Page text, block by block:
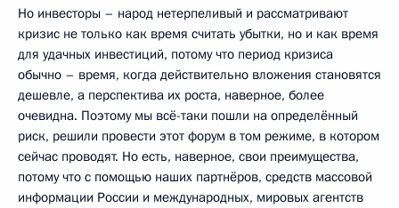
Но инвесторы – народ нетерпеливый и рассматривают
кризис не только как время считать убытки, но и как время
для удачных инвестиций, потому что период кризиса
обычно – время, когда действительно вложения становятся
дешевле, а перспектива их роста, наверное, более
очевидна. Поэтому мы всё-таки пошли на определённый
риск, решили провести этот форум в том режиме, в котором
сейчас проводят. Но есть, наверное, свои преимущества,
потому что с помощью наших партнёров, средств массовой
информации России и международных, мировых агентств